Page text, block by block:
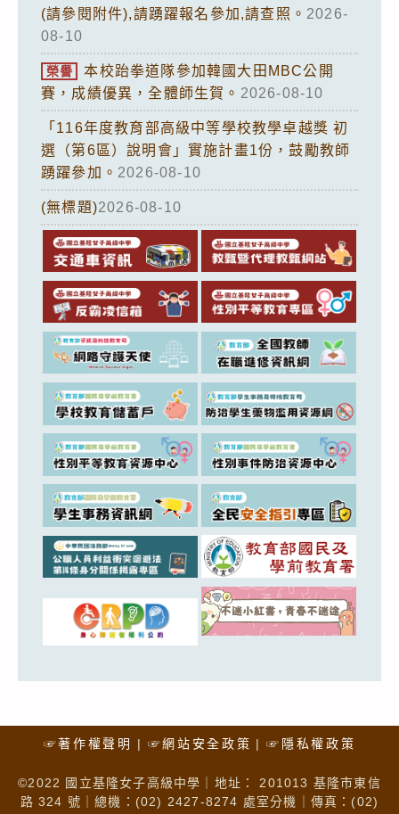
(請參閱附件),請踴躍報名參加,請查照。 2026-
08-10
榮譽
本校跆拳道隊參加韓國大田MBC公開
賽，成績優異，全體師生賀。 2026-08-10
「116年度教育部高級中等學校教學卓越獎 初
選（第6區）說明會」實施計畫1份，鼓勵教師
踴躍參加。 2026-08-10
(無標題)2026-08-10
☞著作權聲明 ☞網站安全政策 ☞隱私權政策
©2022 國立基隆女子高級中學｜地址： 201013 基隆市東信
路 324 號｜總機：(02) 2427-8274 處室分機｜傳真：(02)